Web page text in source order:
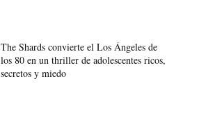
The Shards convierte el Los Ángeles de
los 80 en un thriller de adolescentes ricos,
secretos y miedo